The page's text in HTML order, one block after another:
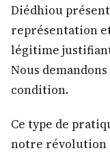
Diédhiou
représentation
légitime
Nous
condition.
Ce type de
notre révolution